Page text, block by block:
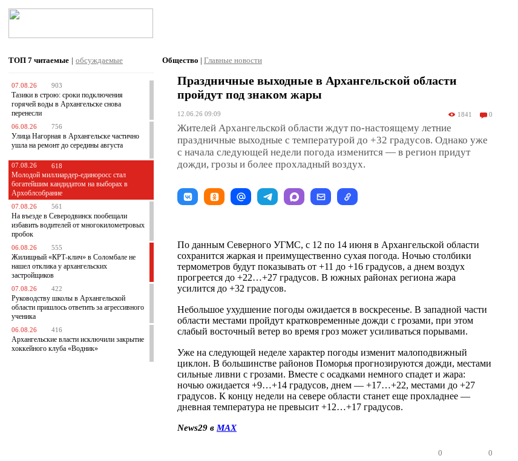
ТОП 7 читаемые | обсуждаемые
07.08.26 903
Тазики в строю: сроки подключения
горячей воды в Архангельске снова
перенесли
06.08.26 756
Улица Нагорная в Архангельске частично
ушла на ремонт до середины августа
07.08.26 618
Молодой миллиардер-единоросс стал
богатейшим кандидатом на выборах в
Архоблсобрание
07.08.26 561
На въезде в Северодвинск пообещали
избавить водителей от многокилометровых
пробок
06.08.26 555
Жилищный «КРТ-клич» в Соломбале не
нашел отклика у архангельских
застройщиков
07.08.26 422
Руководству школы в Архангельской
области пришлось ответить за агрессивного
ученика
06.08.26 416
Архангельские власти исключили закрытие
хоккейного клуба «Водник»
Общество | Главные новости
Праздничные выходные в Архангельской области
пройдут под знаком жары
12.06.26 09:09 1841 0
Жителей Архангельской области ждут по-настоящему летние
праздничные выходные с температурой до +32 градусов. Однако уже
с начала следующей недели погода изменится — в регион придут
дожди, грозы и более прохладный воздух.
По данным Северного УГМС, с 12 по 14 июня в Архангельской области
сохранится жаркая и преимущественно сухая погода. Ночью столбики
термометров будут показывать от +11 до +16 градусов, а днем воздух
прогреется до +22…+27 градусов. В южных районах региона жара
усилится до +32 градусов.
Небольшое ухудшение погоды ожидается в воскресенье. В западной части
области местами пройдут кратковременные дожди с грозами, при этом
слабый восточный ветер во время гроз может усиливаться порывами.
Уже на следующей неделе характер погоды изменит малоподвижный
циклон. В большинстве районов Поморья прогнозируются дожди, местами
сильные ливни с грозами. Вместе с осадками немного спадет и жара:
ночью ожидается +9…+14 градусов, днем — +17…+22, местами до +27
градусов. К концу недели на севере области станет еще прохладнее —
дневная температура не превысит +12…+17 градусов.
News29 в MAX
0 0